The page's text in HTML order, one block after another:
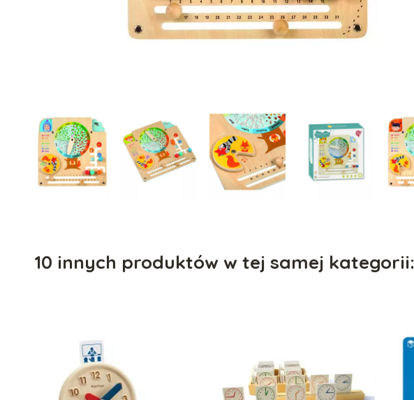
10 innych produktów w tej samej kategorii: